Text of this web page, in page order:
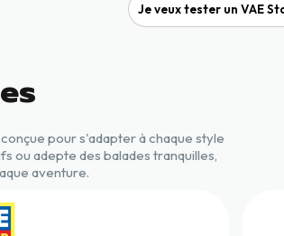
Je veux tester un VAE
pour s'adapter à chaque style
ou adepte des balades tranquilles,
aventure.